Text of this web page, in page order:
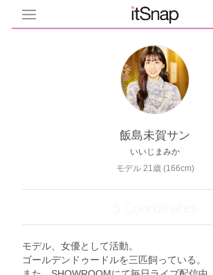
飯島未賀サン
いいじまみか
モデル 21歳 (166cm)
5 Coordinates
モデル、女優として活動。
ゴールデンドゥードルを三匹飼っている。